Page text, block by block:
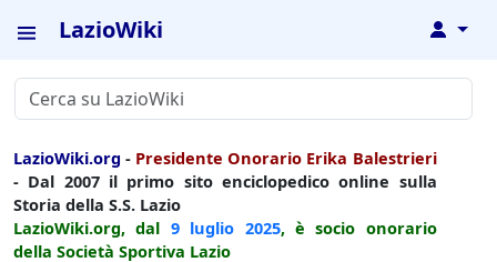
LazioWiki ↓
LazioWiki.org - Presidente Onorario Erika Balestrieri
- Dal 2007 il primo sito enciclopedico online sulla
Storia della S.S. Lazio
LazioWiki.org, dal 9 luglio 2025, è socio onorario
della Società Sportiva Lazio